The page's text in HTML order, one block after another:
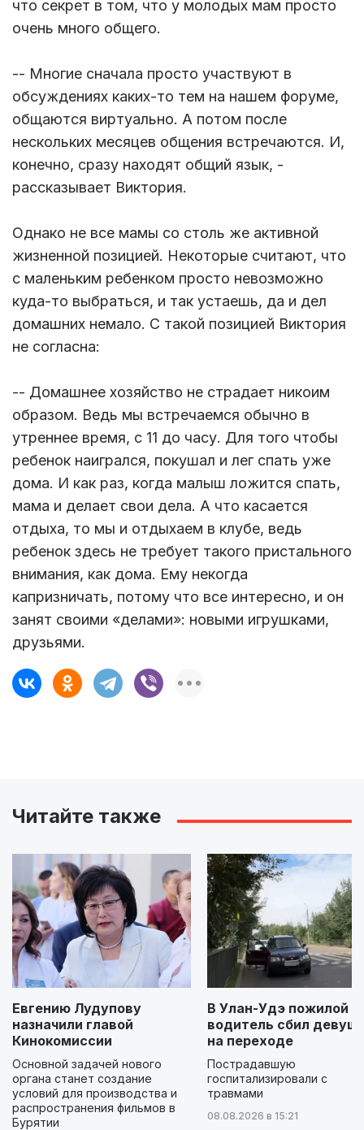
что секрет в том, что у молодых мам просто
очень много общего.
-- Многие сначала просто участвуют в
обсуждениях каких-то тем на нашем форуме,
общаются виртуально. А потом после
нескольких месяцев общения встречаются. И,
конечно, сразу находят общий язык, -
рассказывает Виктория.
Однако не все мамы со столь же активной
жизненной позицией. Некоторые считают, что
с маленьким ребенком просто невозможно
куда-то выбраться, и так устаешь, да и дел
домашних немало. С такой позицией Виктория
не согласна:
-- Домашнее хозяйство не страдает никоим
образом. Ведь мы встречаемся обычно в
утреннее время, с 11 до часу. Для того чтобы
ребенок наигрался, покушал и лег спать уже
дома. И как раз, когда малыш ложится спать,
мама и делает свои дела. А что касается
отдыха, то мы и отдыхаем в клубе, ведь
ребенок здесь не требует такого пристального
внимания, как дома. Ему некогда
капризничать, потому что все интересно, и он
занят своими «делами»: новыми игрушками,
друзьями.
Читайте также
Евгению Лудупову
назначили главой
Кинокомиссии
Основной задачей нового
органа станет создание
условий для производства и
распространения фильмов в
Бурятии
В Улан-Удэ пожилой
водитель сбил
на переходе
Пострадавшую
госпитализировали с
травмами
08.08.2026 в 15:21